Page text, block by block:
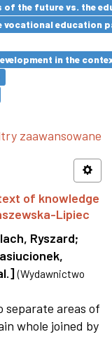
of the future vs. the
vocational education
in the
zaawansowane
of knowledge
Lipiec
Ryszard;
(Wydawnictwo
separate areas of
whole joined by